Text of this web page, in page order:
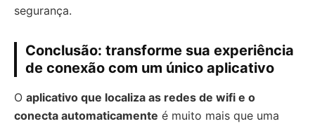
segurança.
Conclusão: transforme sua experiência
de conexão com um único aplicativo
O aplicativo que localiza as redes de wifi e o
conecta automaticamente é muito mais que uma